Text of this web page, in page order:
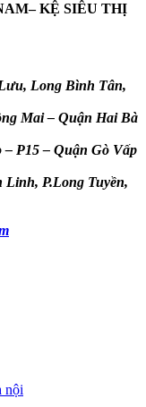
KỆ SIÊU THỊ
Long Bình Tân,
Mai – Quận Hai Bà
P15 – Quận Gò Vấp
Linh, P.Long Tuyền,
nội